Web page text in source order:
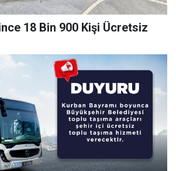
18 Bin 900 Kişi Ücretsiz